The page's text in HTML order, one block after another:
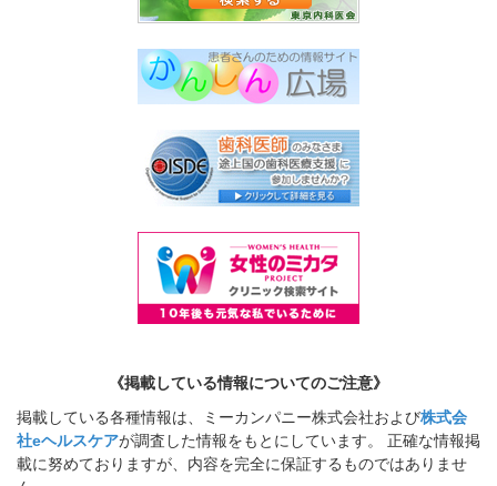
《掲載している情報についてのご注意》
掲載している各種情報は、ミーカンパニー株式会社および株式会
社eヘルスケアが調査した情報をもとにしています。 正確な情報掲
載に努めておりますが、内容を完全に保証するものではありませ